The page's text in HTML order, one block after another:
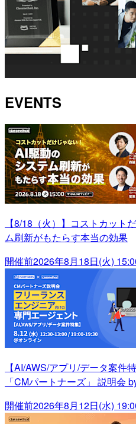
EVENTS
【8/18（火）】コストカット
ム刷新がもたらす本当の効果
開催前2026年8月18日(火)
【AI/AWS/アプリ/データ案件
「CMパートナーズ」 説明会
開催前2026年8月12日(水)